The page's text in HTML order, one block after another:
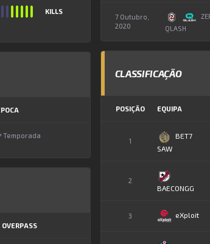
KILLS
Temporada
OVERPASS
7 Outubro,
2020
QLASH
CLASSIFICAÇÃO
POSIÇÃO EQUIPA
1
BET7
SAW
2
BAECONGG
3 eXploit